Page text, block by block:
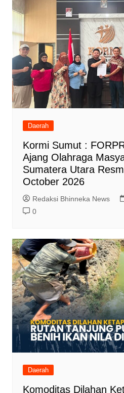
Daerah
Kormi Sumut :
Ajang Olahraga
Sumatera Utara
October 2026
Redaksi Bhinneka News
0
Daerah
Komoditas Dilahan